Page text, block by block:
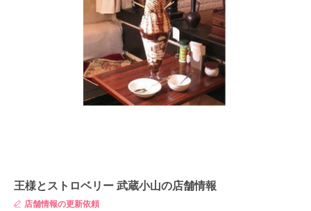
王様とストロベリー 武蔵小山の店舗情報
店舗情報の更新依頼